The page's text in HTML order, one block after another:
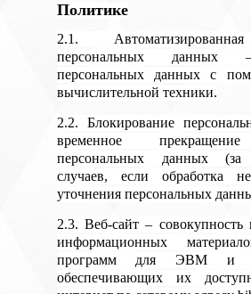
Политике
2.1.
персональных данных
персональных данных с
вычислительной техники.
2.2. Блокирование
временное
персональных данных (за
случаев, если обработка
уточнения персональных
2.3. Веб-сайт – совокупность
информационных
программ для ЭВМ и
обеспечивающих их